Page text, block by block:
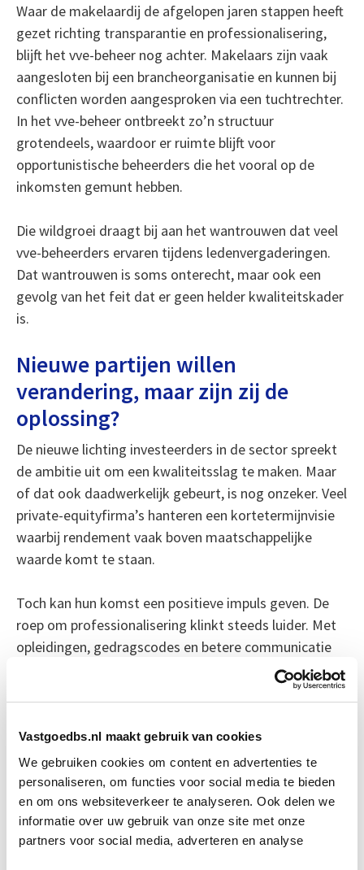
Vastgoedbs.nl maakt gebruik van cookies
We gebruiken cookies om content en advertenties te
personaliseren, om functies voor social media te bieden
en om ons websiteverkeer te analyseren. Ook delen we
informatie over uw gebruik van onze site met onze
partners voor social media, adverteren en analyse
Waar de makelaardij de afgelopen jaren stappen heeft
gezet richting transparantie en professionalisering,
blijft het vve-beheer nog achter. Makelaars zijn vaak
aangesloten bij een brancheorganisatie en kunnen bij
conflicten worden aangesproken via een tuchtrechter.
In het vve-beheer ontbreekt zo’n structuur
grotendeels, waardoor er ruimte blijft voor
opportunistische beheerders die het vooral op de
inkomsten gemunt hebben.
Die wildgroei draagt bij aan het wantrouwen dat veel
vve-beheerders ervaren tijdens ledenvergaderingen.
Dat wantrouwen is soms onterecht, maar ook een
gevolg van het feit dat er geen helder kwaliteitskader
is.
Nieuwe partijen willen
verandering, maar zijn zij de
oplossing?
De nieuwe lichting investeerders in de sector spreekt
de ambitie uit om een kwaliteitsslag te maken. Maar
of dat ook daadwerkelijk gebeurt, is nog onzeker. Veel
private-equityfirma’s hanteren een kortetermijnvisie
waarbij rendement vaak boven maatschappelijke
waarde komt te staan.
Toch kan hun komst een positieve impuls geven. De
roep om professionalisering klinkt steeds luider. Met
opleidingen, gedragscodes en betere communicatie
valt er veel te winnen. Niet alleen voor de bewoners,
maar ook voor de beheerders zelf – het vergroot de
arbeidsmarkt.
Bron: fd.nl
Boeiend verhaal? Duik dan eens
in deze opleidingen: